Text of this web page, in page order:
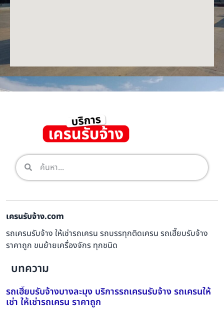
เครนรับจ้าง.com
รถเครนรับจ้าง ให้เช่ารถเครน รถบรรทุกติดเครน รถเฮี๊ยบรับจ้าง
ราคาถูก ขนย้ายเครื่องจักร ทุกชนิด
บทความ
รถเฮี๊ยบรับจ้างบางละมุง บริการรถเครนรับจ้าง รถเครนให้
เช่า ให้เช่ารถเครน ราคาถูก